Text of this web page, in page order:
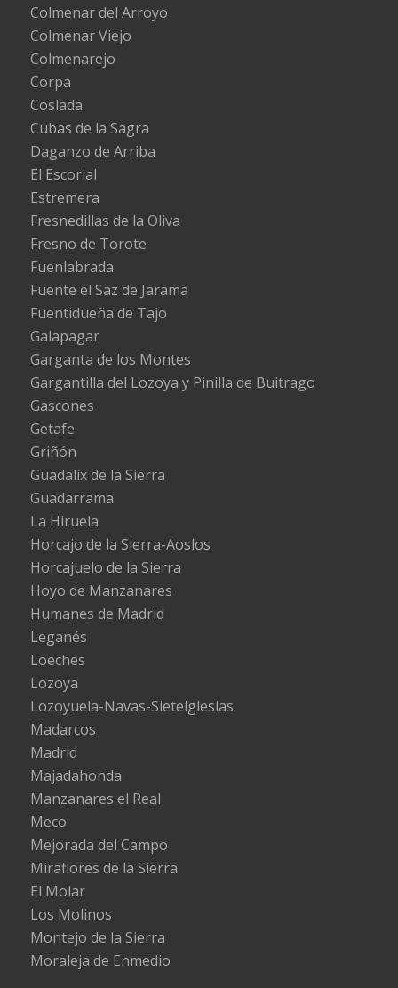
Colmenar del Arroyo
Colmenar Viejo
Colmenarejo
Corpa
Coslada
Cubas de la Sagra
Daganzo de Arriba
El Escorial
Estremera
Fresnedillas de la Oliva
Fresno de Torote
Fuenlabrada
Fuente el Saz de Jarama
Fuentidueña de Tajo
Galapagar
Garganta de los Montes
Gargantilla del Lozoya y Pinilla de Buitrago
Gascones
Getafe
Griñón
Guadalix de la Sierra
Guadarrama
La Hiruela
Horcajo de la Sierra-Aoslos
Horcajuelo de la Sierra
Hoyo de Manzanares
Humanes de Madrid
Leganés
Loeches
Lozoya
Lozoyuela-Navas-Sieteiglesias
Madarcos
Madrid
Majadahonda
Manzanares el Real
Meco
Mejorada del Campo
Miraflores de la Sierra
El Molar
Los Molinos
Montejo de la Sierra
Moraleja de Enmedio